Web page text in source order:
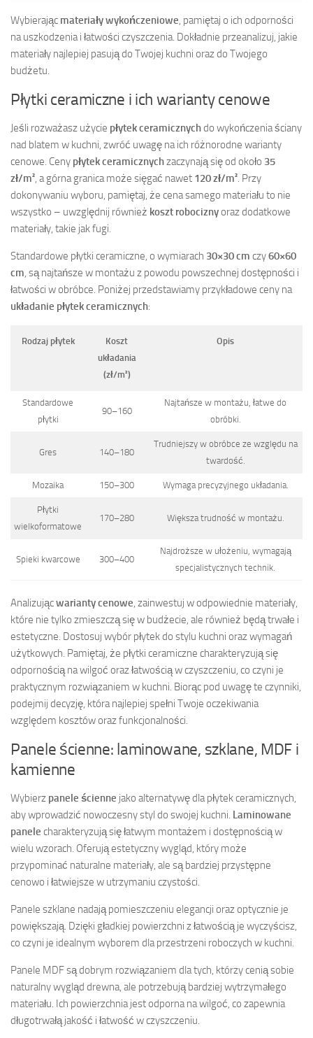
Wybierając materiały wykończeniowe, pamiętaj o ich odporności
na uszkodzenia i łatwości czyszczenia. Dokładnie przeanalizuj, jakie
materiały najlepiej pasują do Twojej kuchni oraz do Twojego
budżetu.
Płytki ceramiczne i ich warianty cenowe
Jeśli rozważasz użycie płytek ceramicznychdo wykończenia ściany
nad blatem w kuchni, zwróć uwagę na ich różnorodne warianty
cenowe. Ceny płytek ceramicznychzaczynają się od około 35
zł/m², a górna granica może sięgać nawet 120 zł/m². Przy
dokonywaniu wyboru, pamiętaj, że cena samego materiału to nie
wszystko – uwzględnij również koszt robociznyoraz dodatkowe
materiały, takie jak fugi.
Standardowe płytki ceramiczne, o wymiarach 30×30 cm czy60×60
cm, są najtańsze w montażu z powodu powszechnej dostępności i
łatwości w obróbce. Poniżej przedstawiamy przykładowe ceny na
układanie płytek ceramicznych:
Rodzaj płytek
Koszt
układania
(zł/m²)
Opis
Standardowe
płytki
90–160
Najtańsze w montażu, łatwe do
obróbki.
Gres 140–180
Trudniejszy w obróbce ze względu na
twardość.
Mozaika 150–300 Wymaga precyzyjnego układania.
Płytki
wielkoformatowe
170–280 Większa trudność w montażu.
Spieki kwarcowe 300–400
Najdroższe w ułożeniu, wymagają
specjalistycznych technik.
Analizującwarianty cenowe, zainwestuj w odpowiednie materiały,
które nie tylko zmieszczą się w budżecie, ale również będą trwałe i
estetyczne. Dostosuj wybór płytek do stylu kuchni oraz wymagań
użytkowych. Pamiętaj, że płytki ceramiczne charakteryzują się
odpornością na wilgoć oraz łatwością w czyszczeniu, co czyni je
praktycznym rozwiązaniem w kuchni. Biorąc pod uwagę te czynniki,
podejmij decyzję, która najlepiej spełni Twoje oczekiwania
względem kosztów oraz funkcjonalności.
Panele ścienne: laminowane, szklane, MDF i
kamienne
Wybierz panele ścienne jako alternatywę dla płytek ceramicznych,
aby wprowadzić nowoczesny styl do swojej kuchni. Laminowane
panele charakteryzują się łatwym montażem i dostępnością w
wielu wzorach. Oferują estetyczny wygląd, który może
przypominać naturalne materiały, ale są bardziej przystępne
cenowo i łatwiejsze w utrzymaniu czystości.
Panele szklane nadają pomieszczeniu elegancji oraz optycznie je
powiększają. Dzięki gładkiej powierzchni z łatwością je wyczyścisz,
co czyni je idealnym wyborem dla przestrzeni roboczych w kuchni.
Panele MDF są dobrym rozwiązaniem dla tych, którzy cenią sobie
naturalny wygląd drewna, ale potrzebują bardziej wytrzymałego
materiału. Ich powierzchnia jest odporna na wilgoć, co zapewnia
długotrwałą jakość i łatwość w czyszczeniu.